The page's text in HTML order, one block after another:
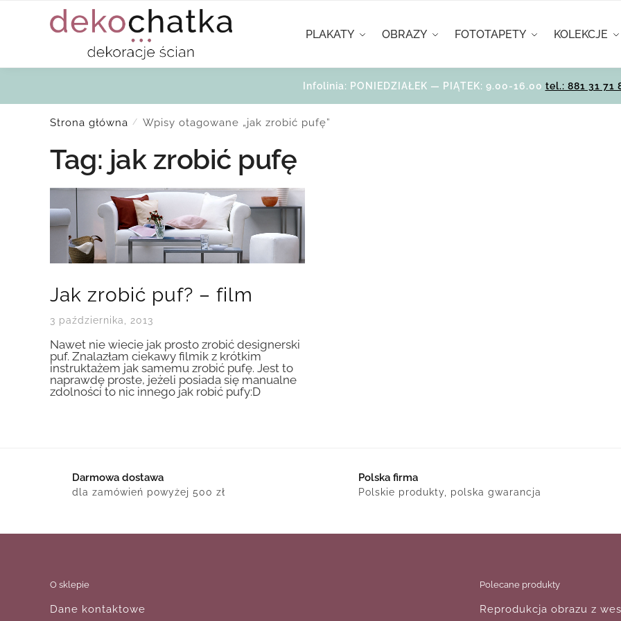
PLAKATY OBRAZY FOTOTAPETY KOLEKCJE
Infolinia: PONIEDZIAŁEK — PIĄTEK: 9.00-16.00 tel.: 881 31 71
Strona główna / Wpisy otagowane „jak zrobić pufę”
Tag: jak zrobić pufę
Jak zrobić puf? – film
3 października, 2013
Nawet nie wiecie jak prosto zrobić designerski
puf. Znalazłam ciekawy filmik z krótkim
instruktażem jak samemu zrobić pufę. Jest to
naprawdę proste, jeżeli posiada się manualne
zdolności to nic innego jak robić pufy:D
Darmowa dostawa
dla zamówień powyżej 500 zł
Polska firma
Polskie produkty, polska gwarancja
O sklepie
Dane kontaktowe
Polecane produkty
Reprodukcja obrazu z